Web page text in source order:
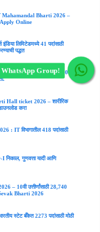
Mahamandal Bharti 2026 –
Apply Online
लिमिटेडमध्ये 41 पदांसाठी
पद्धत
मोठी भरती! पगार ₹47,800;
Hall ticket 2026 – शारीरिक
करा
: IT विभागातील 418 पदांसाठी
गुणवत्ता यादी आणि
– 10वी उत्तीर्णांसाठी 28,740
Bharti 2026
स्टेट बँकेत 2273 पदांसाठी मोठी
WhatsApp Group!